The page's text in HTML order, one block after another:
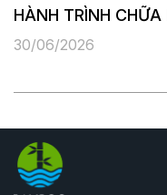
HÀNH TRÌNH
30/06/2026